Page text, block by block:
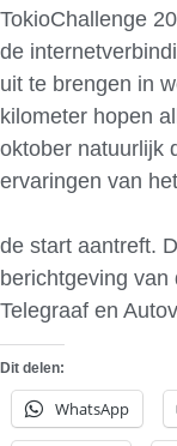
TokioChallenge
de
uit te brengen in
kilometer hopen
oktober natuurlijk
ervaringen van
de start aantreft.
berichtgeving van
Telegraaf en
Dit delen:
WhatsApp